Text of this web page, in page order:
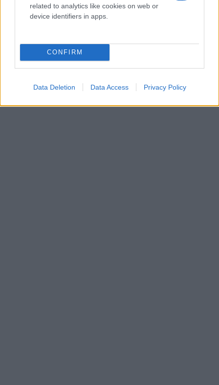
related to analytics like cookies on web or
device identifiers in apps.
CONFIRM
Data Deletion Data Access Privacy Policy